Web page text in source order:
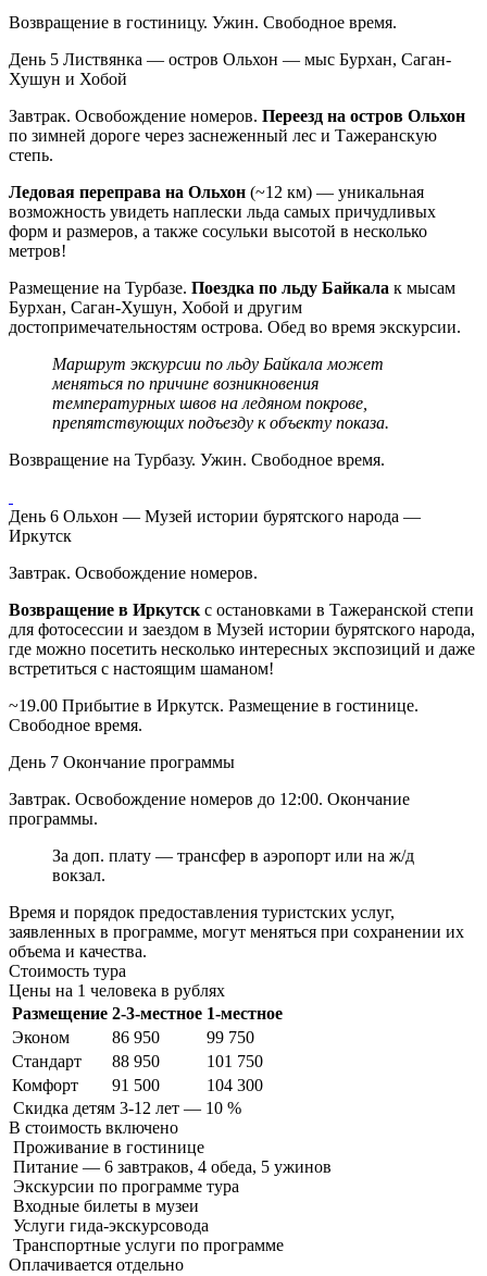
Возвращение в гостиницу. Ужин. Свободное время.
День 5 Листвянка — остров Ольхон — мыс Бурхан, Саган-
Хушун и Хобой
Завтрак. Освобождение номеров. Переезд на остров Ольхон
по зимней дороге через заснеженный лес и Тажеранскую
степь.
Ледовая переправа на Ольхон (~12 км) — уникальная
возможность увидеть наплески льда самых причудливых
форм и размеров, а также сосульки высотой в несколько
метров!
Размещение на Турбазе. Поездка по льду Байкала к мысам
Бурхан, Саган-Хушун, Хобой и другим
достопримечательностям острова. Обед во время экскурсии.
Маршрут экскурсии по льду Байкала может
меняться по причине возникновения
температурных швов на ледяном покрове,
препятствующих подъезду к объекту показа.
Возвращение на Турбазу. Ужин. Свободное время.
День 6 Ольхон — Музей истории бурятского народа —
Иркутск
Завтрак. Освобождение номеров.
Возвращение в Иркутск с остановками в Тажеранской степи
для фотосессии и заездом в Музей истории бурятского народа,
где можно посетить несколько интересных экспозиций и даже
встретиться с настоящим шаманом!
~19.00 Прибытие в Иркутск. Размещение в гостинице.
Свободное время.
День 7 Окончание программы
Завтрак. Освобождение номеров до 12:00. Окончание
программы.
За доп. плату — трансфер в аэропорт или на ж/д
вокзал.
Время и порядок предоставления туристских услуг,
заявленных в программе, могут меняться при сохранении их
объема и качества.
Стоимость тура
Цены на 1 человека в рублях
Размещение 2-3-местное 1-местное
Эконом
86 950
99 750
Стандарт
88 950
101 750
Комфорт
91 500
104 300
Скидка детям 3-12 лет — 10 %
В стоимость включено
Проживание в гостинице
Питание — 6 завтраков, 4 обеда, 5 ужинов
Экскурсии по программе тура
Входные билеты в музеи
Услуги гида-экскурсовода
Транспортные услуги по программе
Оплачивается отдельно